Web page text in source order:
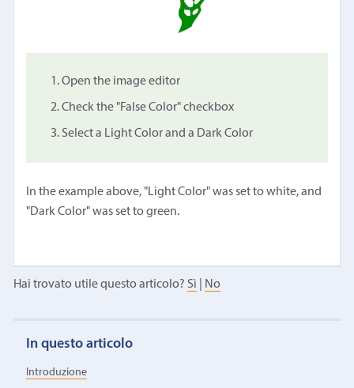
Open the image editor
Check the "False Color" checkbox
Select a Light Color and a Dark Color
In the example above, "Light Color" was set to white, and
"Dark Color" was set to green.
Hai trovato utile questo articolo? Sì No
In questo articolo
Introduzione